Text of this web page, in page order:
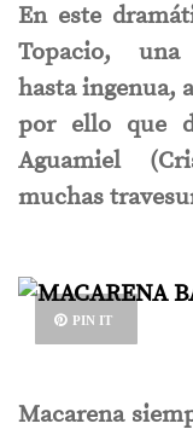
En este
Topacio,
hasta ingenua,
por ello que
Aguamiel
muchas
PIN IT
Macarena